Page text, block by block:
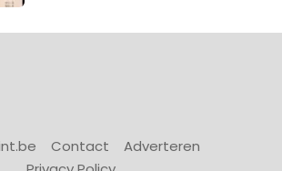
Contact
Adverteren